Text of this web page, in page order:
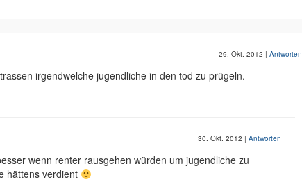
29. Okt. 2012 | Antworten
irgendwelche jugendliche in den tod zu prügeln.
30. Okt. 2012 | Antworten
wenn renter rausgehen würden um jugendliche zu
hättens verdient